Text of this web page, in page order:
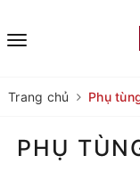
Trang chủ Phụ
PHỤ